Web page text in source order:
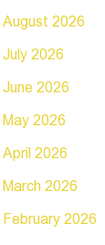
August 2026
July 2026
June 2026
May 2026
April 2026
March 2026
February 2026